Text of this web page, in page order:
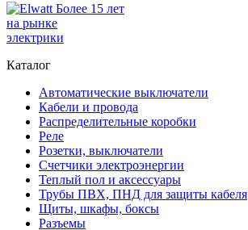
Более 15 лет
на рынке
электрики
Каталог
Автоматические выключатели
Кабели и провода
Распределительные коробки
Реле
Розетки, выключатели
Счетчики электроэнергии
Теплый пол и аксессуары
Трубы ПВХ, ПНД для защиты кабеля
Щиты, шкафы, боксы
Разъемы